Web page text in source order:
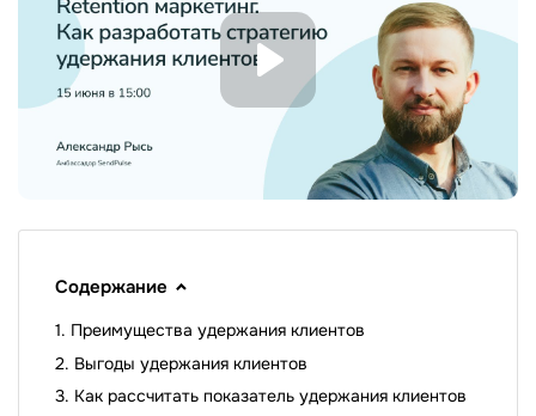
Содержание
Преимущества удержания клиентов
Выгоды удержания клиентов
Как рассчитать показатель удержания клиентов